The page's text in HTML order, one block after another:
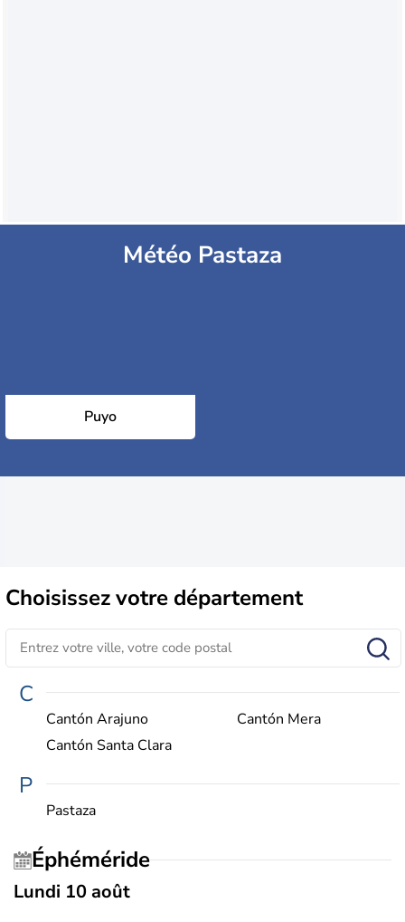
Météo Pastaza
Puyo
Choisissezvotre département
C
Cantón Arajuno
Cantón Mera
Cantón Santa Clara
P
Pastaza
Éphéméride
Lundi 10 août